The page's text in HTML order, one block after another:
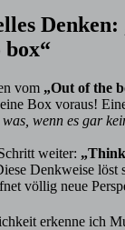
box“
vom „Out of the
Box voraus!
wenn es gar
weiter: „Think
Denkweise löst
völlig neue
erkenne ich